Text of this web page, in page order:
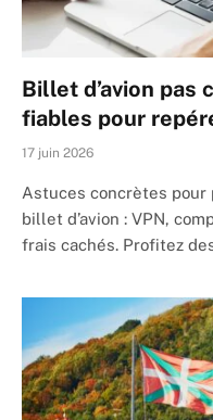
Billet d’avion pas
fiables pour
17 juin 2026
Astuces concrètes pour
billet d’avion : VPN,
frais cachés. Profitez